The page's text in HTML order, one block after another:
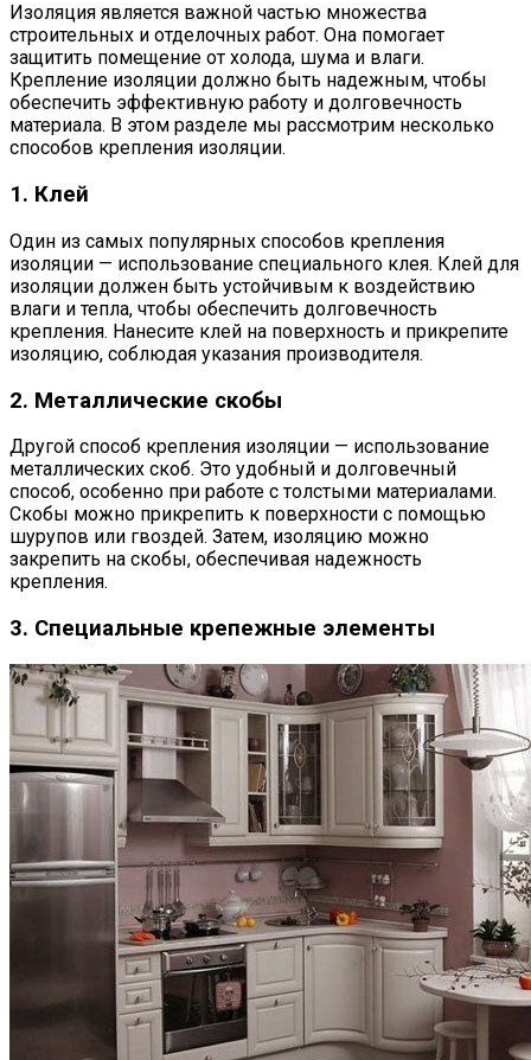
Изоляция является важной частью множества
строительных и отделочных работ. Она помогает
защитить помещение от холода, шума и влаги.
Крепление изоляции должно быть надежным, чтобы
обеспечить эффективную работу и долговечность
материала. В этом разделе мы рассмотрим несколько
способов крепления изоляции.
1. Клей
Один из самых популярных способов крепления
изоляции — использование специального клея. Клей для
изоляции должен быть устойчивым к воздействию
влаги и тепла, чтобы обеспечить долговечность
крепления. Нанесите клей на поверхность и прикрепите
изоляцию, соблюдая указания производителя.
2. Металлические скобы
Другой способ крепления изоляции — использование
металлических скоб. Это удобный и долговечный
способ, особенно при работе с толстыми материалами.
Скобы можно прикрепить к поверхности с помощью
шурупов или гвоздей. Затем, изоляцию можно
закрепить на скобы, обеспечивая надежность
крепления.
3. Специальные крепежные элементы